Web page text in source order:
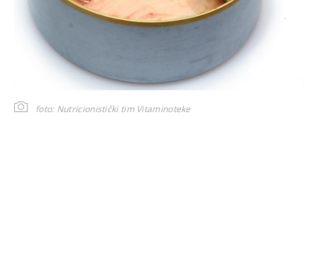
foto: Nutricionistički tim Vitaminoteke